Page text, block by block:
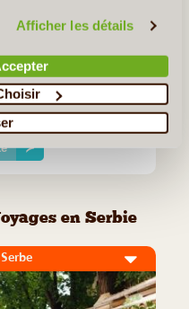
Afficher les détails
B.
13/09/2015
de 15 personnes pour ce
nous avons été pris en
par notre guide (Milan) et
(Natasa). (...)
≻
en Serbie